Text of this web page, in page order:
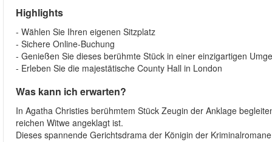
Highlights
- Wählen Sie Ihren eigenen Sitzplatz
- Sichere Online-Buchung
- Genießen Sie dieses berühmte Stück in einer einzigartigen
- Erleben Sie die majestätische County Hall in London
Was kann ich erwarten?
In Agatha Christies berühmtem Stück Zeugin der Anklage
reichen Witwe angeklagt ist.
Dieses spannende Gerichtsdrama der Königin der